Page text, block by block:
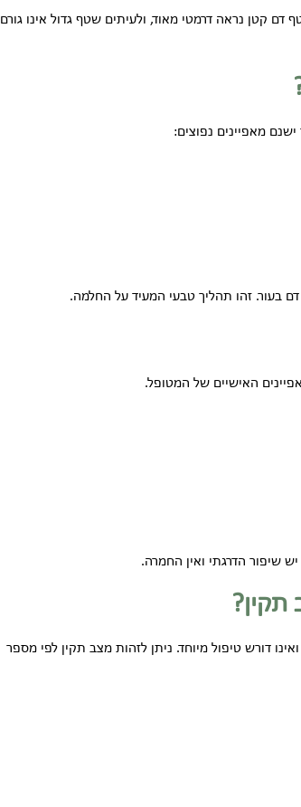
קטן נראה דרמטי מאוד, ולעיתים שטף גדול אינו גורם
מאפיינים נפוצים:
בעור. זהו תהליך טבעי המעיד על החלמה.
האישיים של המטופל.
שיפור הדרגתי ואין החמרה.
דורש טיפול מיוחד. ניתן לזהות מצב תקין לפי מספר